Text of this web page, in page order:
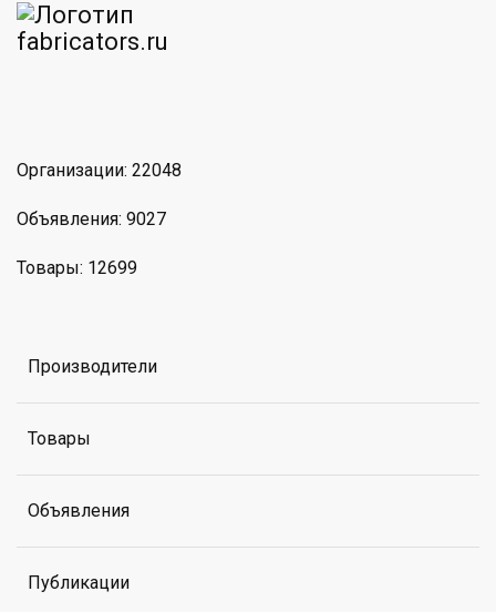
Организации: 22048
Объявления: 9027
Товары: 12699
Производители
Товары
Объявления
Публикации